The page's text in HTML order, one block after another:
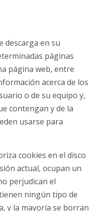
descarga en su
páginas
página web, entre
acerca de los
o de su equipo y,
contengan y de la
usarse para
cookies en el disco
actual, ocupan un
perjudican el
ningún tipo de
y la mayoría se borran